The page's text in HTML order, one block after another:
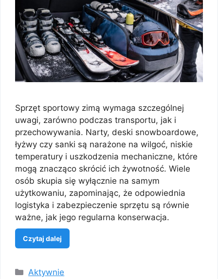
Sprzęt sportowy zimą wymaga szczególnej
uwagi, zarówno podczas transportu, jak i
przechowywania. Narty, deski snowboardowe,
łyżwy czy sanki są narażone na wilgoć, niskie
temperatury i uszkodzenia mechaniczne, które
mogą znacząco skrócić ich żywotność. Wiele
osób skupia się wyłącznie na samym
użytkowaniu, zapominając, że odpowiednia
logistyka i zabezpieczenie sprzętu są równie
ważne, jak jego regularna konserwacja.
Czytaj dalej
Kategorie
Aktywnie